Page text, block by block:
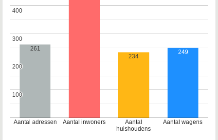
Aantal adressen Aantal inwoners
Aantal
huishoudens
Aantal wagens
100
100
200
200
300
300
400
400
261
234
249